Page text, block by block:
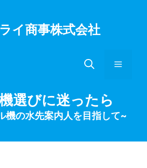
イ商事株式会社
メ
選びに迷ったら
機の水先案内人を目指して~